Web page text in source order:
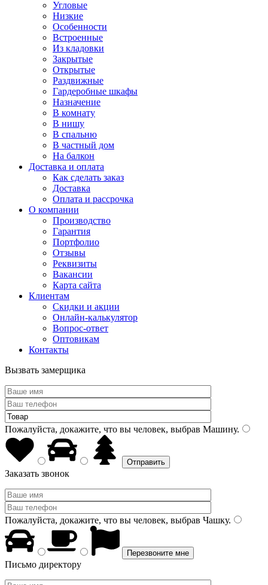
Угловые
Низкие
Особенности
Встроенные
Из кладовки
Закрытые
Открытые
Раздвижные
Гардеробные шкафы
Назначение
В комнату
В нишу
В спальню
В частный дом
На балкон
Доставка и оплата
Как сделать заказ
Доставка
Оплата и рассрочка
О компании
Производство
Гарантия
Портфолио
Отзывы
Реквизиты
Вакансии
Карта сайта
Клиентам
Скидки и акции
Онлайн-калькулятор
Вопрос-ответ
Оптовикам
Контакты
Вызвать замерщика
Пожалуйста, докажите, что вы человек, выбрав Машину.
Заказать звонок
Пожалуйста, докажите, что вы человек, выбрав Чашку.
Письмо директору